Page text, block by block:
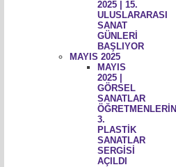
2025 | 15.
ULUSLARARASI
SANAT
GÜNLERİ
BAŞLIYOR
MAYIS 2025
MAYIS
2025 |
GÖRSEL
SANATLAR
3.
PLASTİK
SANATLAR
SERGİSİ
AÇILDI